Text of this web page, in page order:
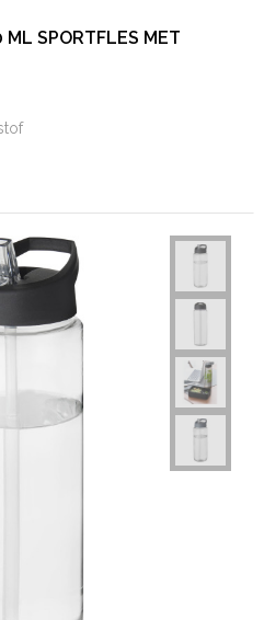
SPORTFLES MET